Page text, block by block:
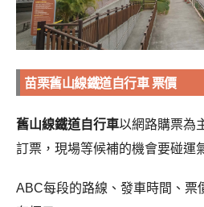
苗栗舊山線鐵道自行車 票價
舊山線鐵道自行車以網路購票為
訂票，現場等候補的機會要碰運
ABC每段的路線、發車時間、票